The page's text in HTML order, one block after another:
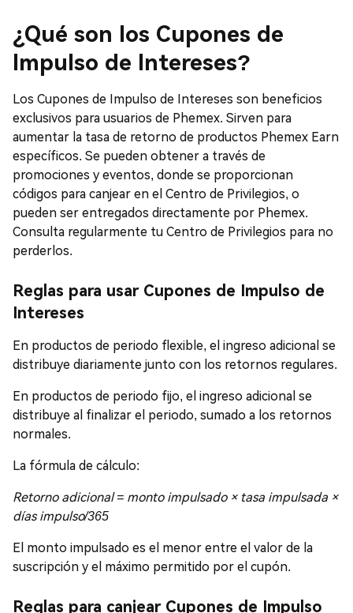
¿Qué son los Cupones de
Impulso de Intereses?
Los Cupones de Impulso de Intereses son beneficios
exclusivos para usuarios de Phemex. Sirven para
aumentar la tasa de retorno de productos Phemex Earn
específicos. Se pueden obtener a través de
promociones y eventos, donde se proporcionan
códigos para canjear en el Centro de Privilegios, o
pueden ser entregados directamente por Phemex.
Consulta regularmente tu Centro de Privilegios para no
perderlos.
Reglas para usar Cupones de Impulso de
Intereses
En productos de periodo flexible, el ingreso adicional se
distribuye diariamente junto con los retornos regulares.
En productos de periodo fijo, el ingreso adicional se
distribuye al finalizar el periodo, sumado a los retornos
normales.
La fórmula de cálculo:
Retorno adicional = monto impulsado × tasa impulsada ×
días impulso/365
El monto impulsado es el menor entre el valor de la
suscripción y el máximo permitido por el cupón.
Reglas para canjear Cupones de Impulso